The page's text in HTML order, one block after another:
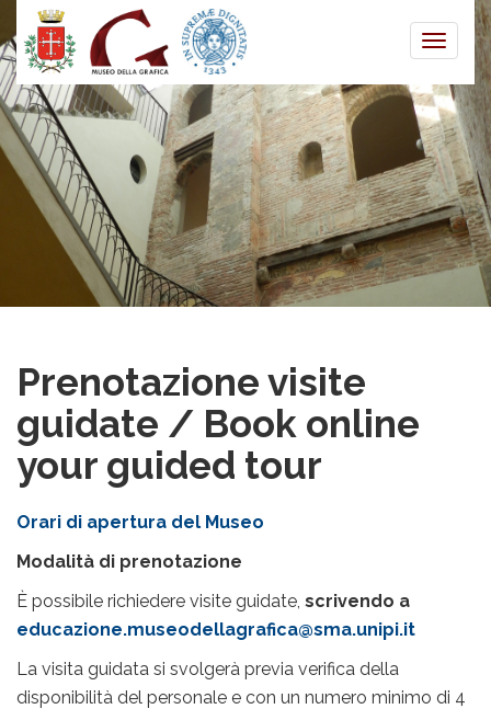
Toggle
Prenotazione visite
guidate / Book online
your guided tour
Orari di apertura del Museo
Modalità di prenotazione
È possibile richiedere visite guidate, scrivendo a
educazione.museodellagrafica@sma.unipi.it
La visita guidata si svolgerà previa verifica della
disponibilità del personale e con un numero minimo di 4